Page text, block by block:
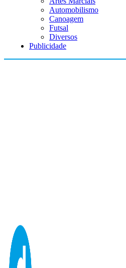
Automobilismo
Canoagem
Futsal
Diversos
Publicidade